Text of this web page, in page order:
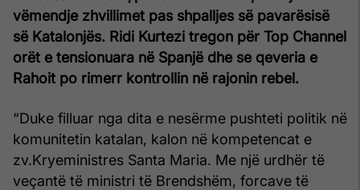
vëmendje zhvillimet pas shpalljes së pavarësisë
së Katalonjës. Ridi Kurtezi tregon për Top Channel
orët e tensionuara në Spanjë dhe se qeveria e
Rahoit po rimerr kontrollin në rajonin rebel.
“Duke filluar nga dita e nesërme pushteti politik në
komunitetin katalan, kalon në kompetencat e
zv.Kryeministres Santa Maria. Me një urdhër të
veçantë të ministri të Brendshëm, forcave të